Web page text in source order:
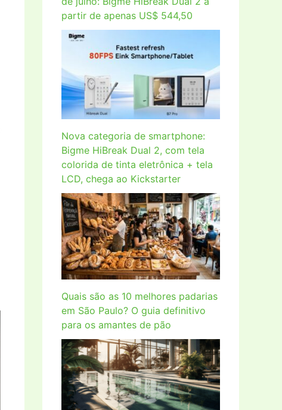
partir de apenas US$ 544,50
Nova categoria de smartphone:
Bigme HiBreak Dual 2, com tela
colorida de tinta eletrônica + tela
LCD, chega ao Kickstarter
Quais são as 10 melhores padarias
em São Paulo? O guia definitivo
para os amantes de pão